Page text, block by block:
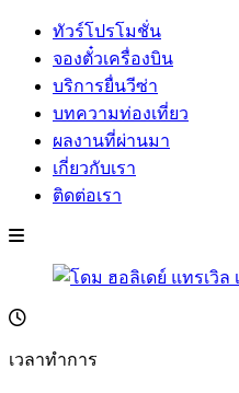
ทัวร์โปรโมชั่น
จองตั๋วเครื่องบิน
บริการยื่นวีซ่า
บทความท่องเที่ยว
ผลงานที่ผ่านมา
เกี่ยวกับเรา
ติดต่อเรา
เวลาทำการ